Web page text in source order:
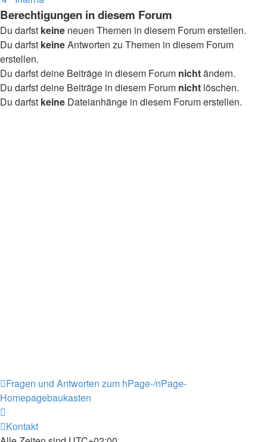
Berechtigungen in diesem Forum
Du darfst keine neuen Themen in diesem Forum erstellen.
Du darfst keineAntworten zu Themen in diesem Forum
erstellen.
Du darfst deine Beiträge in diesem Forum nichtändern.
Du darfst deine Beiträge in diesem Forum nicht löschen.
Du darfst keine Dateianhänge in diesem Forum erstellen.
Fragen und Antworten zum hPage-/nPage-
Homepagebaukasten
Kontakt